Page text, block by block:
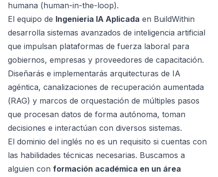
humana (human-in-the-loop).
El equipo de Ingenieria IA Aplicada en BuildWithin
desarrolla sistemas avanzados de inteligencia artificial
que impulsan plataformas de fuerza laboral para
gobiernos, empresas y proveedores de capacitación.
Diseñarás e implementarás arquitecturas de IA
agéntica, canalizaciones de recuperación aumentada
(RAG) y marcos de orquestación de múltiples pasos
que procesan datos de forma autónoma, toman
decisiones e interactúan con diversos sistemas.
El dominio del inglés no es un requisito si cuentas con
las habilidades técnicas necesarias. Buscamos a
alguien con formación académica en un área